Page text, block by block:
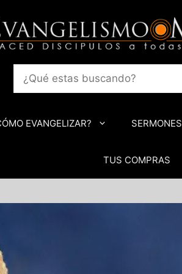
EVANGELIZAR? SERMONES
TUS COMPRAS